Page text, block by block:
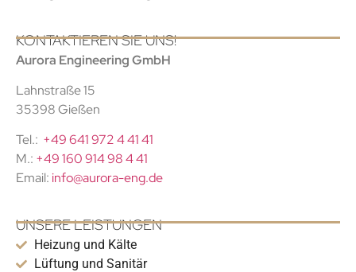
KONTAKTIEREN SIE UNS!
Aurora Engineering GmbH
Lahnstraße 15
35398 Gießen
Tel.: +49 641 972 4 41 41
M.: +49 160 914 98 4 41
Email: info@aurora-eng.de
UNSERE LEISTUNGEN
Heizung und Kälte
Lüftung und Sanitär